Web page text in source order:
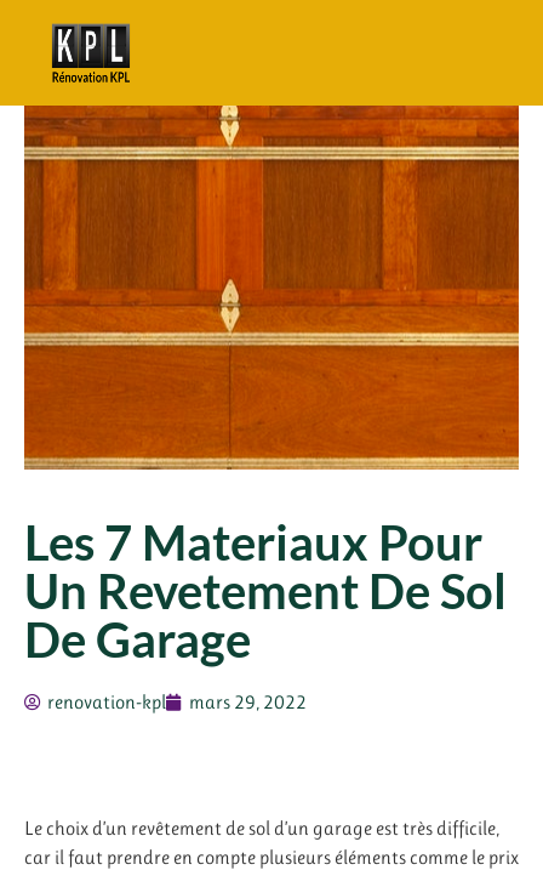
Les 7 Materiaux Pour
Un Revetement De Sol
De Garage
renovation-kpl mars 29, 2022
Le choix d’un revêtement de sol d’un garage est très difficile,
car il faut prendre en compte plusieurs éléments comme le prix